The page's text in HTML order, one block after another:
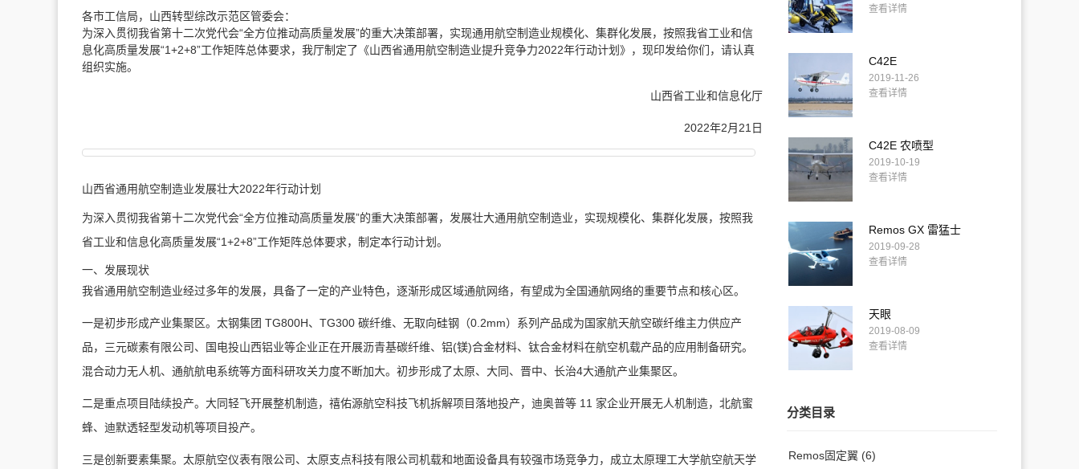
各市工信局，山西转型综改示范区管委会：
为深入贯彻我省第十二次党代会“全方位推动高质量发展”的重大决策部署，实现通用航空制造业规模化、集群化发展，按照我省工业和信
息化高质量发展“1+2+8”工作矩阵总体要求，我厅制定了《山西省通用航空制造业提升竞争力2022年行动计划》，现印发给你们，请认真
组织实施。
山西省工业和信息化厅
2022年2月21日
山西省通用航空制造业发展壮大2022年行动计划
为深入贯彻我省第十二次党代会“全方位推动高质量发展”的重大决策部署，发展壮大通用航空制造业，实现规模化、集群化发展，按照我
省工业和信息化高质量发展“1+2+8”工作矩阵总体要求，制定本行动计划。
一、发展现状
我省通用航空制造业经过多年的发展，具备了一定的产业特色，逐渐形成区域通航网络，有望成为全国通航网络的重要节点和核心区。
一是初步形成产业集聚区。太钢集团 TG800H、TG300 碳纤维、无取向硅钢（0.2mm）系列产品成为国家航天航空碳纤维主力供应产
品，三元碳素有限公司、国电投山西铝业等企业正在开展沥青基碳纤维、铝(镁)合金材料、钛合金材料在航空机载产品的应用制备研究。
混合动力无人机、通航航电系统等方面科研攻关力度不断加大。初步形成了太原、大同、晋中、长治4大通航产业集聚区。
二是重点项目陆续投产。 大同轻飞开展整机制造， 禧佑源航空科技飞机拆解项目落地投产，迪奥普等 11 家企业开展无人机制造，北航蜜
蜂、迪默透轻型发动机等项目投产。
三是创新要素集聚。太原航空仪表有限公司、太原支点科技有限公司机载和地面设备具有较强市场竞争力，成立太原理工大学航空航天学
查看详情
C42E
2019-11-26
查看详情
C42E 农喷型
2019-10-19
查看详情
Remos GX 雷猛士
2019-09-28
查看详情
天眼
2019-08-09
查看详情
分类目录
Remos固定翼 (6)